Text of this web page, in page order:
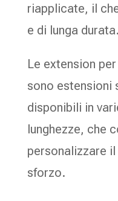
riapplicate, il
e di lunga durata.
Le extension
sono estensioni
disponibili in
lunghezze, che
personalizzare
sforzo.